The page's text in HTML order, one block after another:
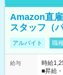
Amazon直
スタッフ（
アルバイト 職
給与
時給
■昇給